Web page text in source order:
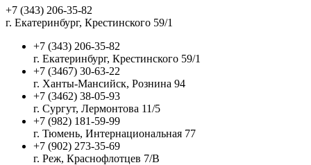
+7 (343) 206-35-82
г. Екатеринбург, Крестинского 59/1
+7 (343) 206-35-82
г. Екатеринбург, Крестинского 59/1
+7 (3467) 30-63-22
г. Ханты-Мансийск, Рознина 94
+7 (3462) 38-05-93
г. Сургут, Лермонтова 11/5
+7 (982) 181-59-99
г. Тюмень, Интернациональная 77
+7 (902) 273-35-69
г. Реж, Краснофлотцев 7/В